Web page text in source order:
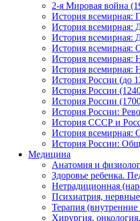
2-я Мировая война
История всемирная:
История всемирная:
История всемирная:
История всемирная:
История всемирная:
История всемирная:
История России (до
История России
История России
История России:
История СССР и
История всемирная:
История России:
Медицина
Анатомия и
Здоровье ребенка.
Нетрадиционная
Психиатрия,
Терапия
Хирургия,